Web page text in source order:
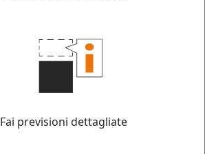
Fai previsioni dettagliate